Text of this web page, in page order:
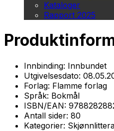
Kataloger
Rapport 2025
Innbinding: Innbundet
Utgivelsesdato:
Forlag: Flamme forlag
Språk: Bokmål
ISBN/EAN:
Antall sider: 80
Kategorier: